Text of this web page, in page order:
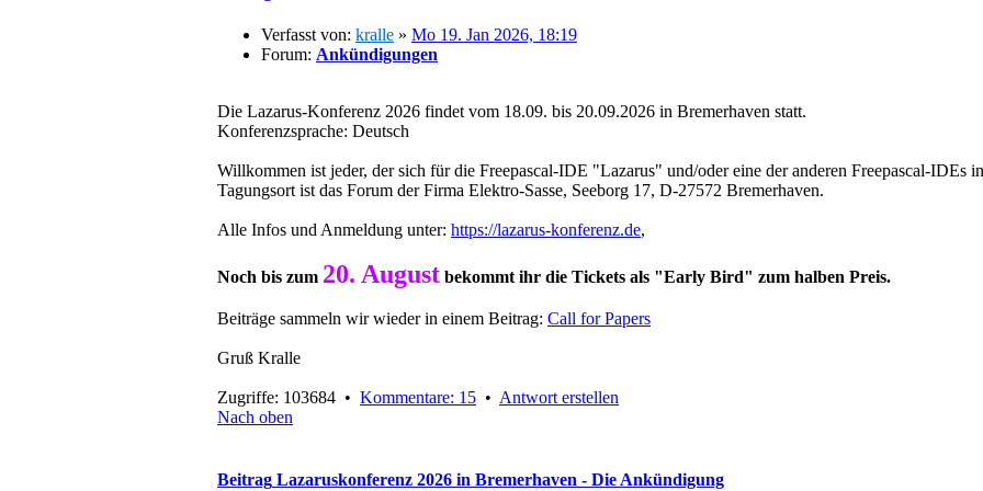
Verfasst von: kralle » Mo 19. Jan 2026, 18:19
Forum: Ankündigungen
Die Lazarus-Konferenz 2026 findet vom 18.09. bis 20.09.2026 in Bremerhaven statt.
Konferenzsprache: Deutsch
Willkommen ist jeder, der sich für die Freepascal-IDE "Lazarus" und/oder eine der anderen Freepascal-IDEs
Tagungsort ist das Forum der Firma Elektro-Sasse, Seeborg 17, D-27572 Bremerhaven.
Alle Infos und Anmeldung unter: https://lazarus-konferenz.de,
Noch bis zum 20. August bekommt ihr die Tickets als "Early Bird" zum halben Preis.
Beiträge sammeln wir wieder in einem Beitrag: Call for Papers
Gruß Kralle
Zugriffe: 103684 • Kommentare: 15 • Antwort erstellen
Nach oben
Beitrag Lazaruskonferenz 2026 in Bremerhaven - Die Ankündigung